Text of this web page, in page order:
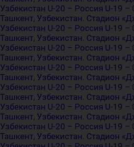
Узбекистан U-20 – Россия U-19
Ташкент, Узбекистан. Стадион
Узбекистан U-20 – Россия U-19
Ташкент, Узбекистан. Стадион
Узбекистан U-20 – Россия U-19
Ташкент, Узбекистан. Стадион
Узбекистан U-20 – Россия U-19
Ташкент, Узбекистан. Стадион
Узбекистан U-20 – Россия U-19
Ташкент, Узбекистан. Стадион
Узбекистан U-20 – Россия U-19
Ташкент, Узбекистан. Стадион
Узбекистан U-20 – Россия U-19
Ташкент, Узбекистан. Стадион